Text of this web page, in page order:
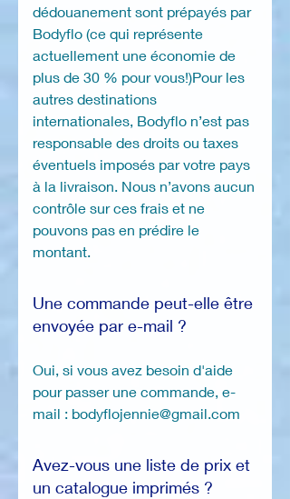
dédouanement sont prépayés par
Bodyflo (ce qui représente
actuellement une économie de
plus de 30 % pour vous!)Pour les
autres destinations
internationales, Bodyflo n’est pas
responsable des droits ou taxes
éventuels imposés par votre pays
à la livraison. Nous n’avons aucun
contrôle sur ces frais et ne
pouvons pas en prédire le
montant.
Une commande peut-elle être
envoyée par e-mail ?
Oui, si vous avez besoin d'aide
pour passer une commande, e-
mail : bodyflojennie@gmail.com
Avez-vous une liste de prix et
un catalogue imprimés ?